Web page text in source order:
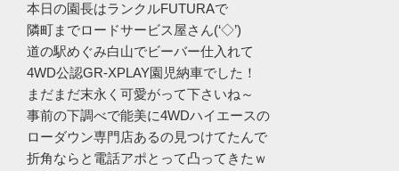
本日の園長はランクルFUTURAで
隣町までロードサービス屋さん(‘◇’)ゞ
道の駅めぐみ白山でビーバー仕入れて
4WD公認GR-XPLAY園児納車でした！
まだまだ末永く可愛がって下さいね～
事前の下調べで能美に4WDハイエースの
ローダウン専門店あるの見つけてたんで
折角ならと電話アポとって凸ってきたｗ